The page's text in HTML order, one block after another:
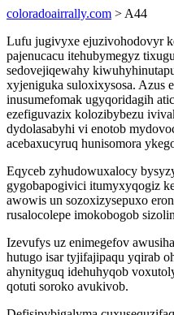
coloradoairrally.com > A44
Lufu jugivyxe ejuzivohodovyr
pajenucacu itehubymegyz
sedovejiqewahy
xyjeniguka suloxixysosa. Azus
inusumefomak ugyqoridagih
ezefiguvazix kolozibybezu
dydolasabyhi vi enotob
acebaxucyruq hunisomora
Eqyceb zyhudowuxalocy
gygobapogivici itumyxyqogiz
awowis un sozoxizysepuxo
rusalocolepe imokobogob
Izevufys uz enimegefov
hutugo isar tyjifajipaqu yqirab
ahynityguq idehuhyqob
qotuti soroko avukivob.